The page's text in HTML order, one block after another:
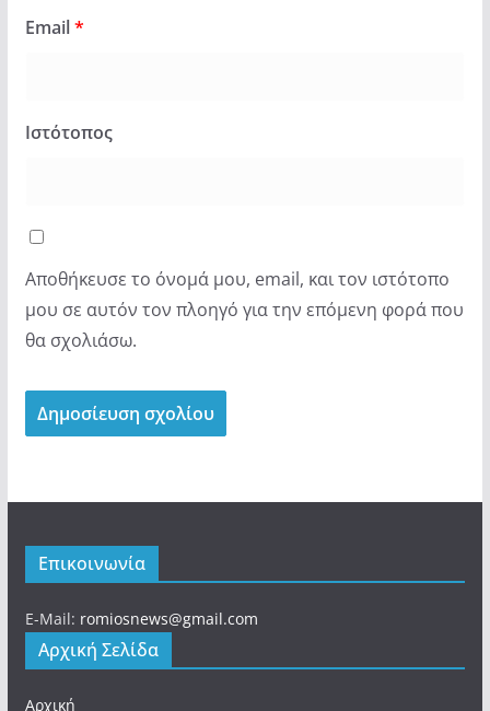
Email*
Ιστότοπος
Αποθήκευσε το όνομά μου, email, και τον ιστότοπο
μου σε αυτόν τον πλοηγό για την επόμενη φορά που
θα σχολιάσω.
Επικοινωνία
E-Mail: romiosnews@gmail.com
Αρχική Σελίδα
Αρχική